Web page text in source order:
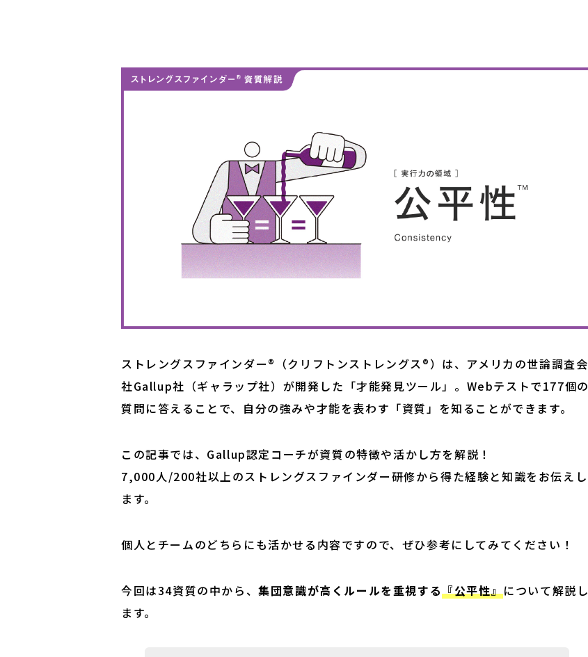
ストレングスファインダー®（クリフトンストレングス®）は、アメリカの世論調査会
社Gallup社（ギャラップ社）が開発した「才能発見ツール」。Webテストで177個の
質問に答えることで、自分の強みや才能を表わす「資質」を知ることができます。
この記事では、Gallup認定コーチが資質の特徴や活かし方を解説！
7,000人/200社以上のストレングスファインダー研修から得た経験と知識をお伝えし
ます。
個人とチームのどちらにも活かせる内容ですので、ぜひ参考にしてみてください！
今回は34資質の中から、集団意識が高くルールを重視する『公平性』について解説し
ます。